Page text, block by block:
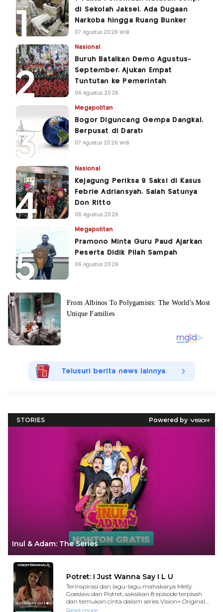
di Sekolah Jaksel, Ada Dugaan
Narkoba hingga Ruang Bunker
07 Agustus 2026 WIB
Nasional
Buruh Batalkan Demo Agustus-
September, Ajukan Empat
Tuntutan ke Pemerintah
06 Agustus 2026
Megapolitan
Bogor Diguncang Gempa Dangkal,
Berpusat di Darat!
07 Agustus 2026 WIB
Nasional
Kejagung Periksa 9 Saksi di Kasus
Febrie Adriansyah, Salah Satunya
Don Ritto
06 Agustus 2026
Megapolitan
Pramono Minta Guru Paud Ajarkan
Peserta Didik Pilah Sampah
06 Agustus 2026
Telusuri berita news lainnya